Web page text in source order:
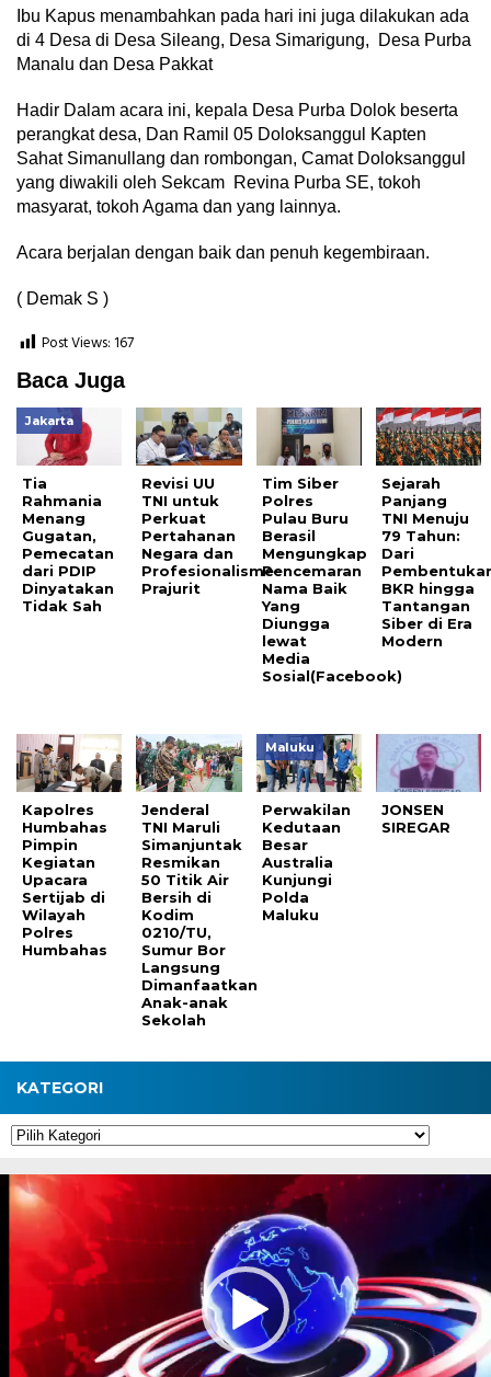
Ibu Kapus menambahkan pada hari ini juga dilakukan ada
di 4 Desa di Desa Sileang, Desa Simarigung, Desa Purba
Manalu dan Desa Pakkat
Hadir Dalam acara ini, kepala Desa Purba Dolok beserta
perangkat desa, Dan Ramil 05 Doloksanggul Kapten
Sahat Simanullang dan rombongan, Camat Doloksanggul
yang diwakili oleh Sekcam Revina Purba SE, tokoh
masyarat, tokoh Agama dan yang lainnya.
Acara berjalan dengan baik dan penuh kegembiraan.
( Demak S )
Post Views: 167
Baca Juga
Jakarta
Tia
Rahmania
Menang
Gugatan,
Pemecatan
dari PDIP
Dinyatakan
Tidak Sah
Revisi UU
TNI untuk
Perkuat
Pertahanan
Negara dan
Profesionalisme
Prajurit
Tim Siber
Polres
Pulau Buru
Berasil
Mengungkap
Pencemaran
Nama Baik
Yang
Diungga
lewat
Media
Sosial(Facebook)
Sejarah
Panjang
TNI Menuju
79 Tahun:
Dari
BKR hingga
Tantangan
Siber di Era
Modern
Kapolres
Humbahas
Pimpin
Kegiatan
Upacara
Sertijab di
Wilayah
Polres
Humbahas
Jenderal
TNI Maruli
Simanjuntak
Resmikan
50 Titik Air
Bersih di
Kodim
0210/TU,
Sumur Bor
Langsung
Dimanfaatkan
Anak-anak
Sekolah
Maluku
Perwakilan
Kedutaan
Besar
Australia
Kunjungi
Polda
Maluku
JONSEN
SIREGAR
KATEGORI
Kategori
Pemutar
Video